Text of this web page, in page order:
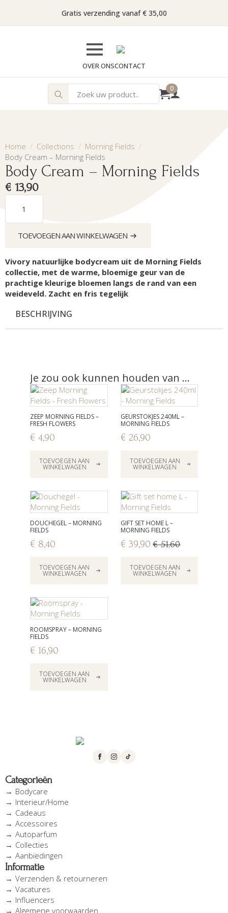
Gratis verzending vanaf € 35,00
OVER ONSCONTACT
Search
for:
0
Home Collections
Morning Fields
Body Cream – Morning Fields
Body Cream – Morning Fields
€ 13,90
Body
Cream
Morning
aantalTOEVOEGEN AAN WINKELWAGEN
Vivory natuurlijke bodycream uit de Morning Fields
collectie, met de warme, bloemige geur van de
prachtige kleurige bloemen langs de rand van een
weideveld. Zacht en fris tegelijk
BESCHRIJVING
Je zou ook kunnen houden van …
ZEEP MORNING FIELDS –
FRESH FLOWERS
€ 4,90
TOEVOEGEN AAN
WINKELWAGEN
GEURSTOKJES 240ML –
MORNING FIELDS
€ 26,90
TOEVOEGEN AAN
WINKELWAGEN
DOUCHEGEL – MORNING
FIELDS
€ 8,40
TOEVOEGEN AAN
WINKELWAGEN
GIFT SET HOME L –
MORNING FIELDS
€51,60
Oorspronkelijke
was:
€ 39,90
Huidige
TOEVOEGEN AAN
WINKELWAGEN
ROOMSPRAY – MORNING
FIELDS
€ 16,90
TOEVOEGEN AAN
WINKELWAGEN
Categorieën
Bodycare
Interieur/Home
Cadeaus
Accessoires
Autoparfum
Collecties
Aanbiedingen
Informatie
Verzenden & retourneren
Vacatures
Influencers
Algemene voorwaarden